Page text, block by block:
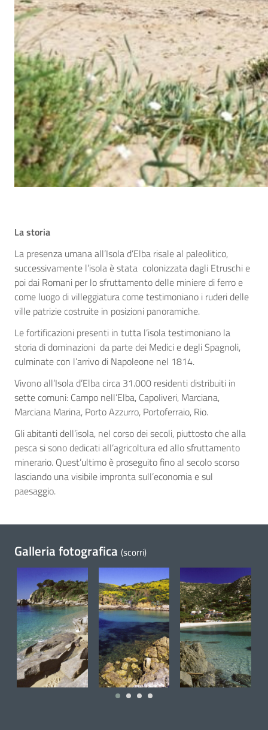
La storia
La presenza umana all’Isola d’Elba risale al paleolitico,
successivamente l’isola è stata colonizzata dagli Etruschi e
poi dai Romani per lo sfruttamento delle miniere di ferro e
come luogo di villeggiatura come testimoniano i ruderi delle
ville patrizie costruite in posizioni panoramiche.
Le fortificazioni presenti in tutta l’isola testimoniano la
storia di dominazioni da parte dei Medici e degli Spagnoli,
culminate con l’arrivo di Napoleone nel 1814.
Vivono all’Isola d’Elba circa 31.000 residenti distribuiti in
sette comuni: Campo nell’Elba, Capoliveri, Marciana,
Marciana Marina, Porto Azzurro, Portoferraio, Rio.
Gli abitanti dell’isola, nel corso dei secoli, piuttosto che alla
pesca si sono dedicati all’agricoltura ed allo sfruttamento
minerario. Quest’ultimo è proseguito fino al secolo scorso
lasciando una visibile impronta sull’economia e sul
paesaggio.
Galleria fotografica (scorri)
18 December